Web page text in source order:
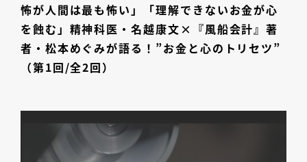
怖が人間は最も怖い」「理解できないお金が心
を蝕む」精神科医・名越康文×『風船会計』著
者・松本めぐみが語る！”お金と心のトリセツ”
（第1回/全2回）